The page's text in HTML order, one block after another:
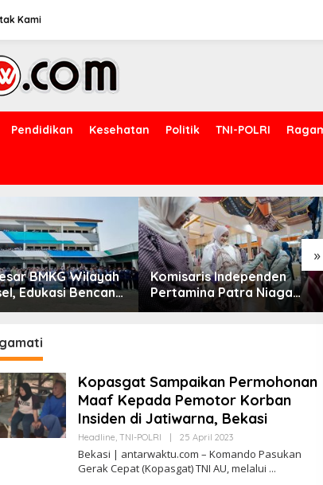
Kami
Pendidikan Kesehatan Politik TNI-POLRI
»
BMKG Wilayah
Edukasi Bencana
dan Tsunami
Komisaris Independen
Pertamina Patra Niaga
Terpikat Produk UMKM
Kopasgat Sampaikan Permohonan
Maaf Kepada Pemotor Korban
Insiden di Jatiwarna, Bekasi
Headline, TNI-POLRI 25 April 2023Oleh
Bekasi | antarwaktu.com – Komando Pasukan
Gerak Cepat (Kopasgat) TNI AU, melalui